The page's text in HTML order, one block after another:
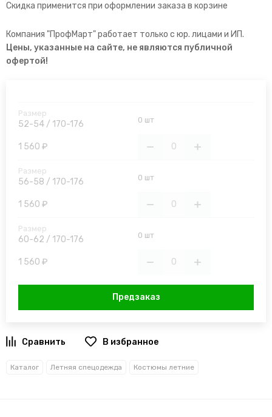
Скидка применится при оформлении заказа в корзине
Компания "ПрофМарт" работает только с юр. лицами и ИП.
Цены, указанные на сайте, не являются публичной
офертой!
52-54 / 170-176 0 шт
1 560 ₽
56-58 / 170-176 0 шт
1 560 ₽
60-62 / 170-176 0 шт
1 560 ₽
Предзаказ
В избранное
Каталог Летняя спецодежда Костюмы летние